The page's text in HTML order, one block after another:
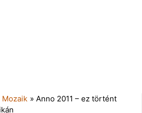
Mozaik » Anno 2011 – ez történt